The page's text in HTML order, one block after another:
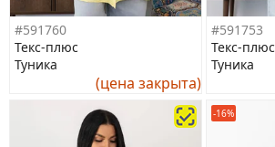
#591760
Текс-плюс
Туника
(цена закрыта)
#591753
Текс-плюс
Туника
-16%